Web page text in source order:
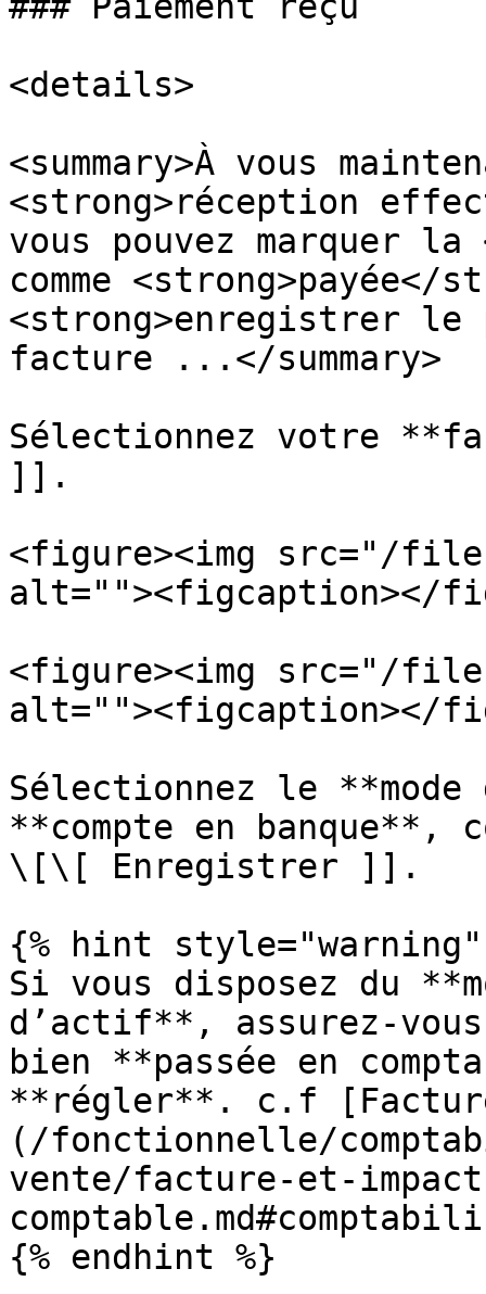
<details>
<summary>À vous
<strong>réception
vous pouvez marquer
comme
<strong>enregistrer le
facture ...</summary>
Sélectionnez votre
]].
<figure><img src="/files/
alt=""><figcaption></
<figure><img src="/files/
alt=""><figcaption></
Sélectionnez le
**compte en banque**,
\[\[ Enregistrer ]].
{% hint style="warning"
Si vous disposez du
d’actif**, assurez-
bien **passée en
**régler**. c.f
(/fonctionnelle/
vente/facture-et-
{% endhint %}